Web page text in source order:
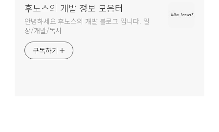
후노스의 개발 정보 모음터
안녕하세요 후노스의 개발 블로그 입니다. 일
상/개발/독서
구독하기